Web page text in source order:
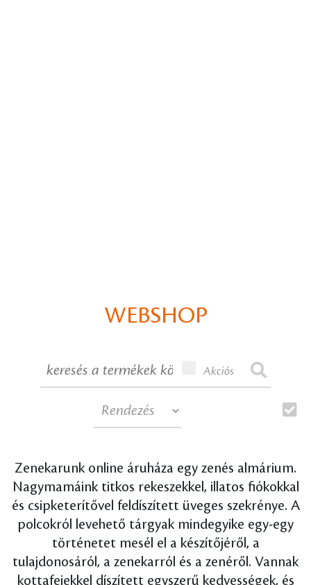
WEBSHOP
Akciós
Zenekarunk online áruháza egy zenés almárium.
Nagymamáink titkos rekeszekkel, illatos fiókokkal
és csipketerítővel feldíszített üveges szekrénye. A
polcokról levehető tárgyak mindegyike egy-egy
történetet mesél el a készítőjéről, a
tulajdonosáról, a zenekarról és a zenéről. Vannak
kottafejekkel díszített egyszerű kedvességek, és